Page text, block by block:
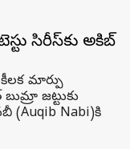
సిరీస్‌కు అకిబ్
కీలక మార్పు
జట్టుకు
(Auqib Nabi)కి